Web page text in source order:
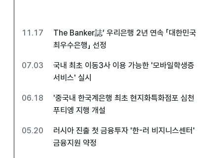
11.17
The Banker誌’ 우리은행 2년 연속 「대한민국
최우수은행」 선정
07.03
국내 최초 이동3사 이용 가능한 '모바일학생증
서비스' 실시
06.18
'중국내 한국계은행 최초 현지화특화점포 심천
푸티엥 지행 개설
05.20
러시아 진출 첫 금융투자 '한-러 비지니스센터'
금융지원 약정